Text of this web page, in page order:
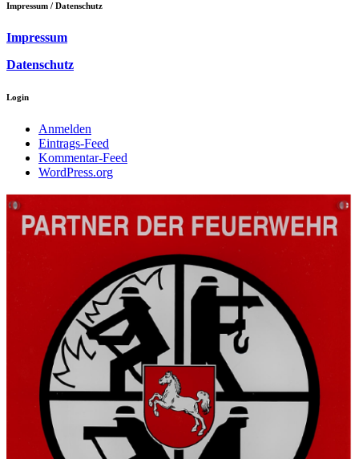
Impressum / Datenschutz
Impressum
Datenschutz
Login
Anmelden
Eintrags-Feed
Kommentar-Feed
WordPress.org